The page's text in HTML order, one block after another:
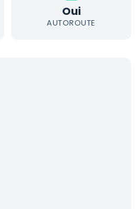
Oui
AUTOROUTE